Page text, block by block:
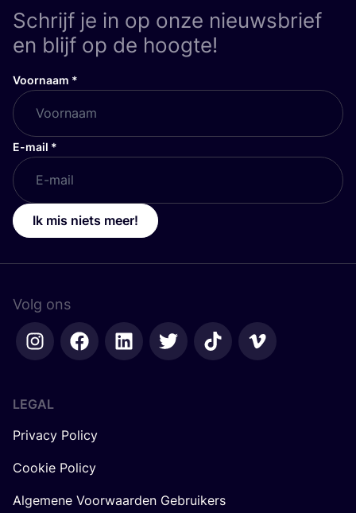
Schrijf je in op onze nieuwsbrief
en blijf op de hoogte!
Voornaam *
E-mail *
Ik mis niets meer!
Volg ons
LEGAL
Privacy Policy
Cookie Policy
Algemene Voorwaarden Gebruikers